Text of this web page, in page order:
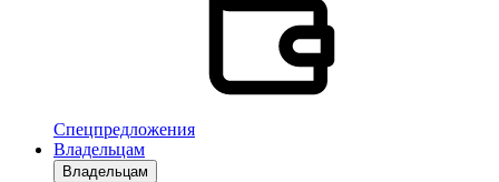
Спецпредложения
Владельцам
Владельцам